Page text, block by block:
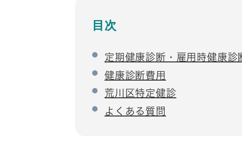
目次
定期健康診断・雇用時健康診
健康診断費用
荒川区特定健診
よくある質問